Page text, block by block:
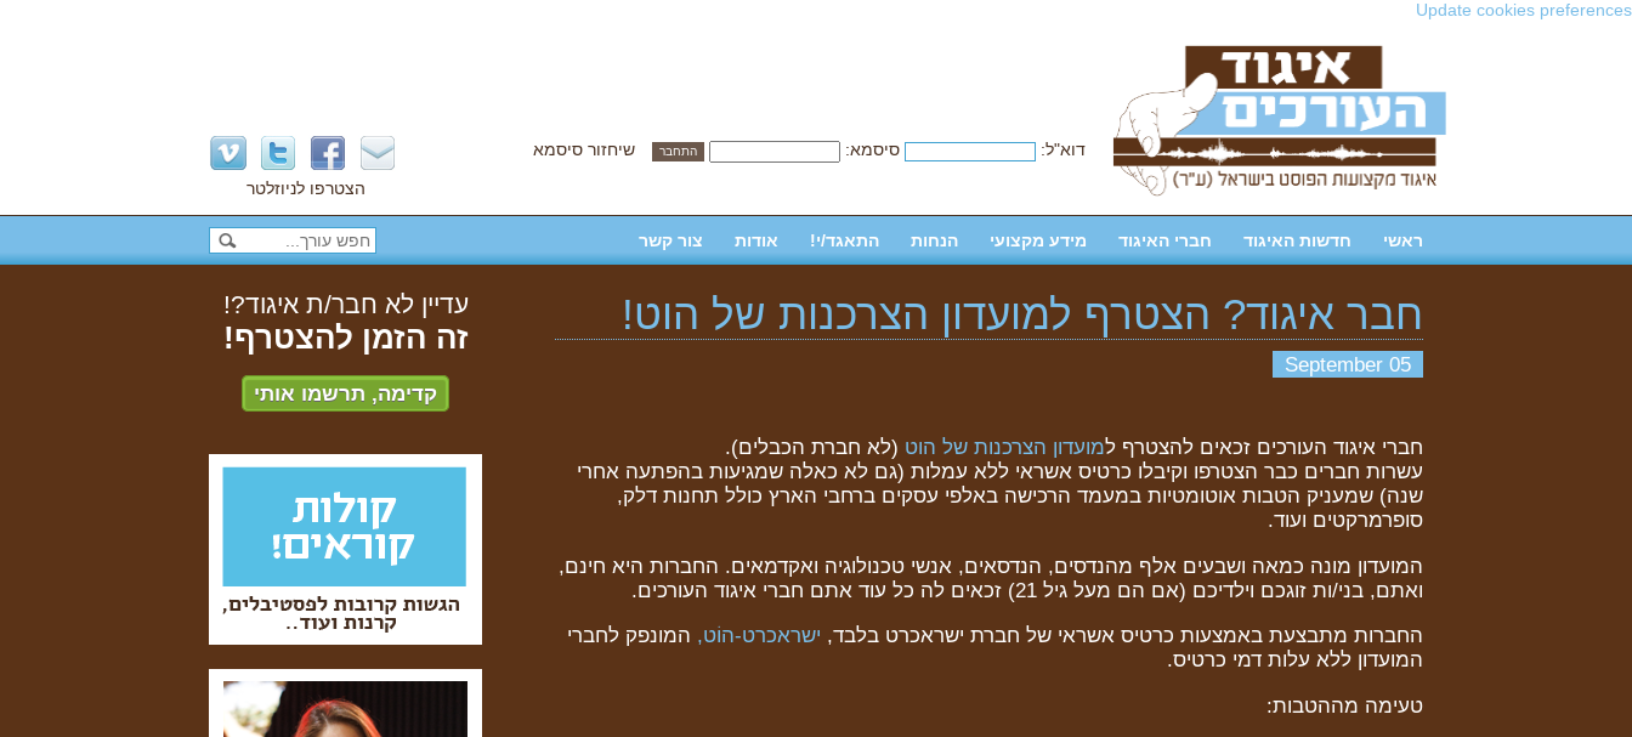
Update cookies preferences
דוא"ל: סיסמא:
שיחזור סיסמא
הצטרפו לניוזלטר
ראשי חדשות האיגוד חברי האיגוד מידע מקצועי הנחות התאגד/י! אודות צור קשר
חבר איגוד? הצטרף למועדון הצרכנות של הוט!
05 September
חברי איגוד העורכים זכאים להצטרף למועדון הצרכנות של הוט (לא חברת הכבלים).
עשרות חברים כבר הצטרפו וקיבלו כרטיס אשראי ללא עמלות (גם לא כאלה שמגיעות בהפתעה אחרי
שנה) שמעניק הטבות אוטומטיות במעמד הרכישה באלפי עסקים ברחבי הארץ כולל תחנות דלק,
סופרמרקטים ועוד.
המועדון מונה כמאה ושבעים אלף מהנדסים, הנדסאים, אנשי טכנולוגיה ואקדמאים. החברות היא חינם,
ואתם, בני/ות זוגכם וילדיכם (אם הם מעל גיל 21) זכאים לה כל עוד אתם חברי איגוד העורכים.
החברות מתבצעת באמצעות כרטיס אשראי של חברת ישראכרט בלבד, ישראכרט-הוֹט, המונפק לחברי
המועדון ללא עלות דמי כרטיס.
טעימה מההטבות:
עדיין לא חבר/ת איגוד?!
זה הזמן להצטרף!
קדימה, תרשמו אותי